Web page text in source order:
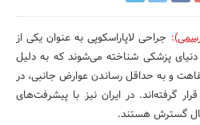
و
روابط
عمومی‌ها
کسب و کار و خرده فروشی
صنایع غذایی و کشاورزی
محیط زیست
تبلیغات و روابط عمومی
صنایع دستی : جراحی لاپاراسکوپی به عنوان یکی از
پزشکی شناخته می‌شوند که به دلیل
و به حداقل رساندن عوارض جانبی، در
گرفته‌اند. در ایران نیز با پیشرفت‌های
گسترش هستند.